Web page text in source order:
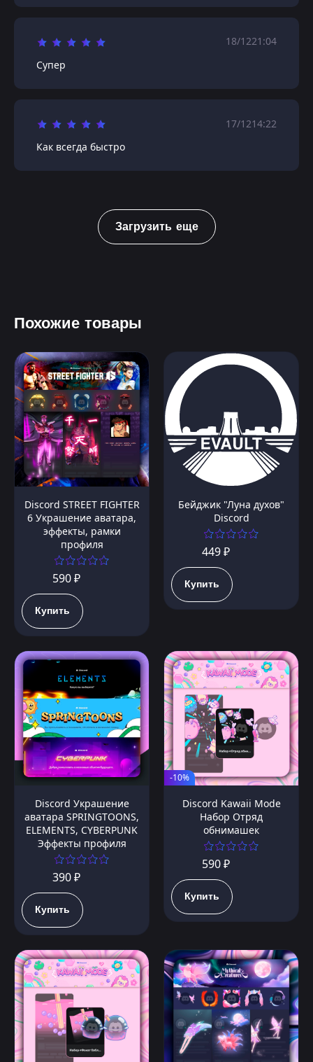
18/1221:04
Супер
17/1214:22
Как всегда быстро
Загрузить еще
Похожие товары
Discord STREET FIGHTER
6 Украшение аватара,
эффекты, рамки
профиля
590 ₽
Купить
Бейджик "Луна духов"
Discord
449 ₽
Купить
Discord Украшение
аватара SPRINGTOONS,
ELEMENTS, CYBERPUNK
Эффекты профиля
390 ₽
Купить
-10%
Discord Kawaii Mode
Набор Отряд
обнимашек
590 ₽
Купить